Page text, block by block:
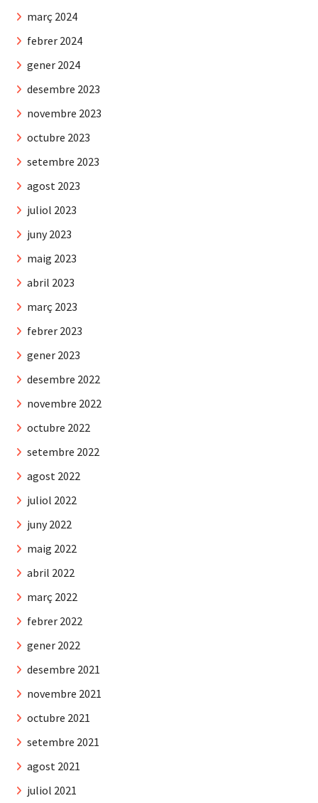
març 2024
febrer 2024
gener 2024
desembre 2023
novembre 2023
octubre 2023
setembre 2023
agost 2023
juliol 2023
juny 2023
maig 2023
abril 2023
març 2023
febrer 2023
gener 2023
desembre 2022
novembre 2022
octubre 2022
setembre 2022
agost 2022
juliol 2022
juny 2022
maig 2022
abril 2022
març 2022
febrer 2022
gener 2022
desembre 2021
novembre 2021
octubre 2021
setembre 2021
agost 2021
juliol 2021